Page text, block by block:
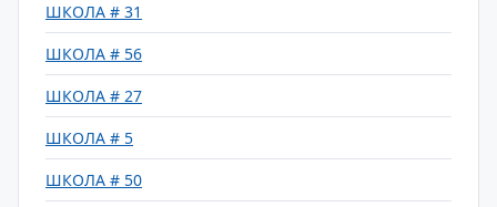
ШКОЛА # 31
ШКОЛА # 56
ШКОЛА # 27
ШКОЛА # 5
ШКОЛА # 50